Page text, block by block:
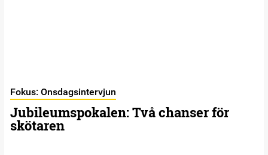
Fokus: Onsdagsintervjun
Jubileumspokalen: Två chanser för
skötaren